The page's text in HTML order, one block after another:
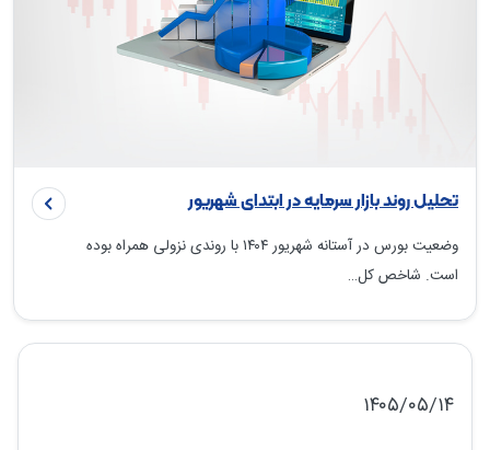
تحلیل روند بازار سرمایه در ابتدای شهریور
وضعیت بورس در آستانه شهریور ۱۴۰۴ با روندی نزولی همراه بوده
است. شاخص کل…
۱۴۰۵/۰۵/۱۴